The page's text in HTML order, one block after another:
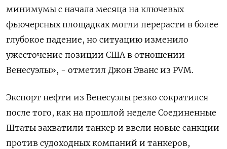
минимумы с начала месяца на ключевых
фьючерсных площадках могли перерасти в более
глубокое падение, но ситуацию изменило
ужесточение позиции США в отношении
Венесуэлы», - отметил Джон Эванс из PVM.
Экспорт нефти из Венесуэлы резко сократился
после того, как на прошлой неделе Соединенные
Штаты захватили танкер и ввели новые санкции
против судоходных компаний и танкеров,